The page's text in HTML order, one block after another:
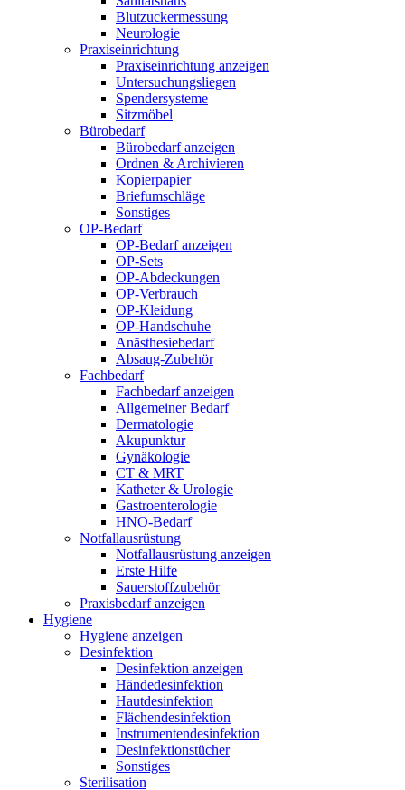
Blutzuckermessung
Neurologie
Praxiseinrichtung
Praxiseinrichtung anzeigen
Untersuchungsliegen
Spendersysteme
Sitzmöbel
Bürobedarf
Bürobedarf anzeigen
Ordnen & Archivieren
Kopierpapier
Briefumschläge
Sonstiges
OP-Bedarf
OP-Bedarf anzeigen
OP-Sets
OP-Abdeckungen
OP-Verbrauch
OP-Kleidung
OP-Handschuhe
Anästhesiebedarf
Absaug-Zubehör
Fachbedarf
Fachbedarf anzeigen
Allgemeiner Bedarf
Dermatologie
Akupunktur
Gynäkologie
CT & MRT
Katheter & Urologie
Gastroenterologie
HNO-Bedarf
Notfallausrüstung
Notfallausrüstung anzeigen
Erste Hilfe
Sauerstoffzubehör
Praxisbedarf anzeigen
Hygiene
Hygiene anzeigen
Desinfektion
Desinfektion anzeigen
Händedesinfektion
Hautdesinfektion
Flächendesinfektion
Instrumentendesinfektion
Desinfektionstücher
Sonstiges
Sterilisation